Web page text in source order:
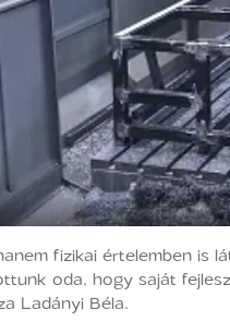
fizikai értelemben is
oda, hogy saját
Ladányi Béla.